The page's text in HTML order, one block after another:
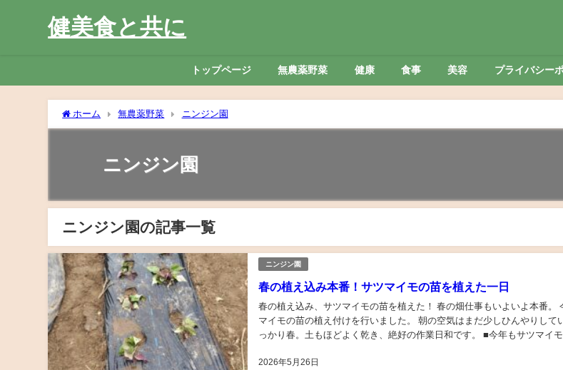
健美食と共に
トップページ 無農薬野菜 健康 食事 美容 プライバシー
ホーム 無農薬野菜 ニンジン園
ニンジン園
ニンジン園の記事一覧
ニンジン園
春の植え込み本番！サツマイモの苗を植えた一日
2026年5月26日
春の植え込み、サツマイモの苗を植えた！ 春の畑仕事もいよいよ本番。 今日は待ちに待ったサツ
マイモの苗の植え付けを行いました。 朝の空気はまだ少しひんやりして
っかり春。土もほどよく乾き、絶好の作業日和です。 ■今年もサツマイモに挑戦 今年選んだのは